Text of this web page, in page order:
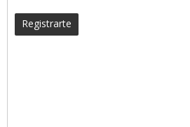
Registrarte